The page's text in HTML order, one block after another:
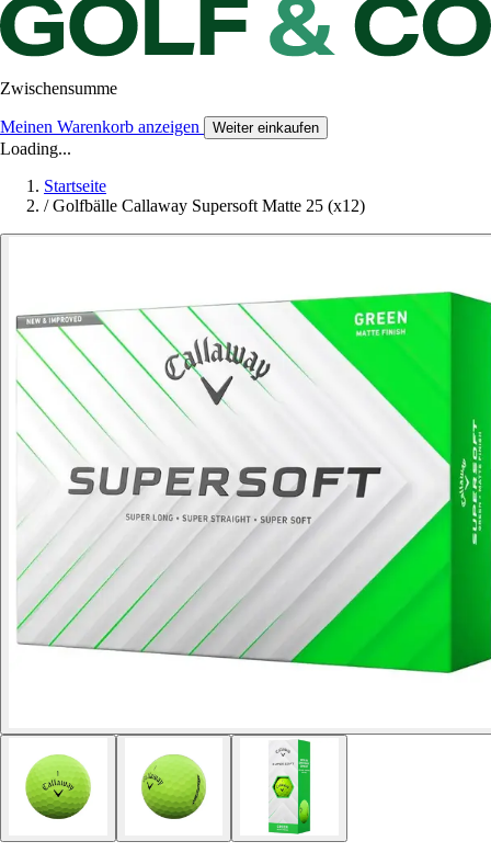
Zwischensumme
Meinen Warenkorb anzeigen Weiter einkaufen
Loading...
Startseite
/ Golfbälle Callaway Supersoft Matte 25 (x12)